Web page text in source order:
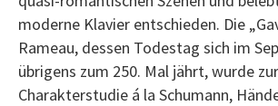
moderne Klavier entschieden. Die
Rameau, dessen Todestag sich im
übrigens zum 250. Mal jährt, wurde zur
Charakterstudie á la Schumann,